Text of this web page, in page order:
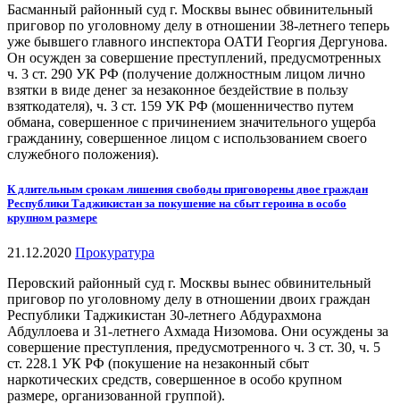
Басманный районный суд г. Москвы вынес обвинительный
приговор по уголовному делу в отношении 38-летнего теперь
уже бывшего главного инспектора ОАТИ Георгия Дергунова.
Он осужден за совершение преступлений, предусмотренных
ч. 3 ст. 290 УК РФ (получение должностным лицом лично
взятки в виде денег за незаконное бездействие в пользу
взяткодателя), ч. 3 ст. 159 УК РФ (мошенничество путем
обмана, совершенное с причинением значительного ущерба
гражданину, совершенное лицом с использованием своего
служебного положения).
К длительным срокам лишения свободы приговорены двое граждан
Республики Таджикистан за покушение на сбыт героина в особо
крупном размере
21.12.2020 Прокуратура
Перовский районный суд г. Москвы вынес обвинительный
приговор по уголовному делу в отношении двоих граждан
Республики Таджикистан 30-летнего Абдурахмона
Абдуллоева и 31-летнего Ахмада Низомова. Они осуждены за
совершение преступления, предусмотренного ч. 3 ст. 30, ч. 5
ст. 228.1 УК РФ (покушение на незаконный сбыт
наркотических средств, совершенное в особо крупном
размере, организованной группой).